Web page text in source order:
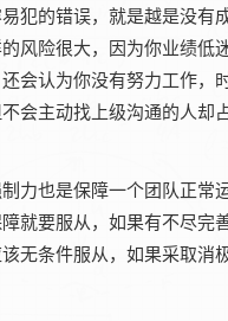
犯的错误，就是越是没有
风险很大，因为你业绩低迷
会认为你没有努力工作，
会主动找上级沟通的人却
力也是保障一个团队正常
就要服从，如果有不尽完
无条件服从，如果采取消